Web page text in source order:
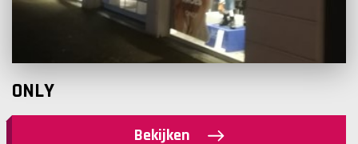
ONLY
Bekijken